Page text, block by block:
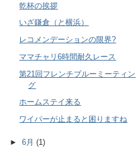
乾杯の挨拶
いざ鎌倉（と横浜）
レコメンデーションの限界?
ママチャリ6時間耐久レース
第21回フレンチブルーミーティン
グ
ホームステイ来る
ワイパーが止まると困りますね
► 6月 (1)